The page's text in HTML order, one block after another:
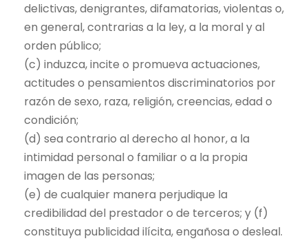
delictivas, denigrantes, difamatorias, violentas o,
en general, contrarias a la ley, a la moral y al
orden público;
(c) induzca, incite o promueva actuaciones,
actitudes o pensamientos discriminatorios por
razón de sexo, raza, religión, creencias, edad o
condición;
(d) sea contrario al derecho al honor, a la
intimidad personal o familiar o a la propia
imagen de las personas;
(e) de cualquier manera perjudique la
credibilidad del prestador o de terceros; y (f)
constituya publicidad ilícita, engañosa o desleal.